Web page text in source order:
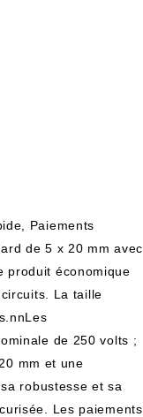
Paiements
de 5 x 20 mm avec
produit économique
La taille
de 250 volts ;
mm et une
robustesse et sa
Les paiements